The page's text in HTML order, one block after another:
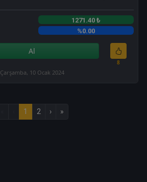
1271.40 ₺
%0.00
Al
8
Çarşamba, 10 Ocak 2024
1 2 › »